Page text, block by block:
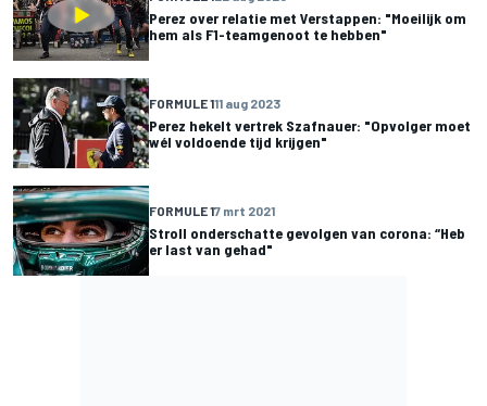
Perez over relatie met Verstappen: "Moeilijk om
hem als F1-teamgenoot te hebben"
FORMULE 111 aug 2023
Perez hekelt vertrek Szafnauer: "Opvolger moet
wél voldoende tijd krijgen"
FORMULE 17 mrt 2021
Stroll onderschatte gevolgen van corona: “Heb
er last van gehad"